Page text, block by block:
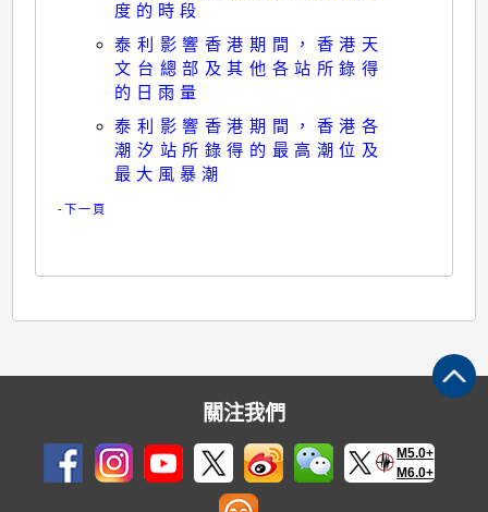
度的時段
泰利影響香港期間，香港天
文台總部及其他各站所錄得
的日雨量
泰利影響香港期間，香港各
潮汐站所錄得的最高潮位及
最大風暴潮
-下一頁
關注我們
M5.0+
M6.0+